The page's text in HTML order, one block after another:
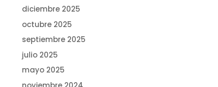
diciembre 2025
octubre 2025
septiembre 2025
julio 2025
mayo 2025